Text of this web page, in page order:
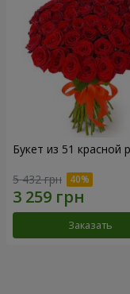
Букет из 51 красной
5 432 грн
Заказать